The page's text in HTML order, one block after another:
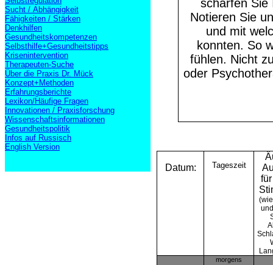
Sucht / Abhängigkeit
Fähigkeiten / Stärken
Denkhilfen
Gesundheitskompetenzen
Selbsthilfe+Gesundheitstipps
Krisenintervention
Therapeuten-Suche
Über die Praxis Dr. Mück
Konzept+Methoden
Erfahrungsberichte
Lexikon/Häufige Fragen
Innovationen / Praxisforschung
Wissenschaftsinformationen
Gesundheitspolitik
Infos auf Russisch
English Version
schärfen Sie
Notieren Sie
und mit
konnten. So
fühlen. Nicht
oder
Datum: Tageszeit
morgens